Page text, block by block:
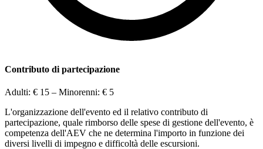
Contributo di partecipazione
Adulti: € 15 – Minorenni: € 5
L'organizzazione dell'evento ed il relativo contributo di
partecipazione, quale rimborso delle spese di gestione dell'evento, è
competenza dell'AEV che ne determina l'importo in funzione dei
diversi livelli di impegno e difficoltà delle escursioni.